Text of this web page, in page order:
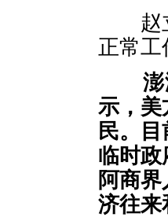
赵立
正常工
示，美
民。目
临时政
阿商
济往来